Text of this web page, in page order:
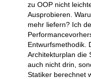
zu OOP nicht
Ausprobieren.
mehr liefern? Ich
Entwurfsmethodik.
Architekturplan die
auch nicht drin,
Statiker berechnet